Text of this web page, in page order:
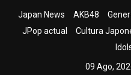
Japan News AKB48
JPop actual
Cultura
09 Ago,